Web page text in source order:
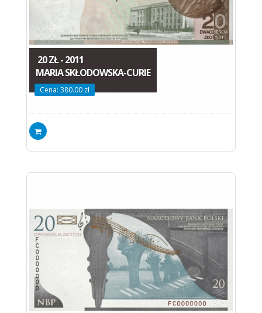
20 ZŁ - 2011
MARIA SKŁODOWSKA-CURIE
Cena: 380.00 zł